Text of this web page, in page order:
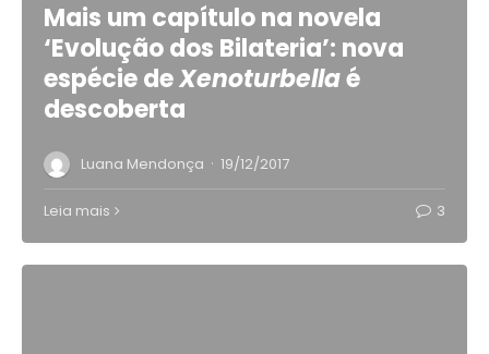
Mais um capítulo na novela
‘Evolução dos Bilateria’: nova
espécie deXenoturbellaé
descoberta
Luana Mendonça · 19/12/2017
Leia mais 3